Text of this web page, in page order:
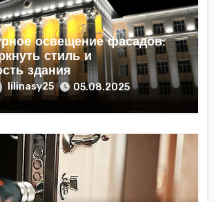
освещение фасадов:
стиль и
здания
lilinasy25 05.08.2025